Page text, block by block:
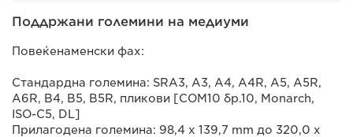
Поддржани големини на медиуми
Повеќенаменски фах:
Стандардна големина: SRA3, A3, A4, A4R, A5, A5R,
A6R, B4, B5, B5R, пликови [COM10 бр.10, Monarch,
ISO-C5, DL]
Прилагодена големина: 98,4 x 139,7 mm до 320,0 x